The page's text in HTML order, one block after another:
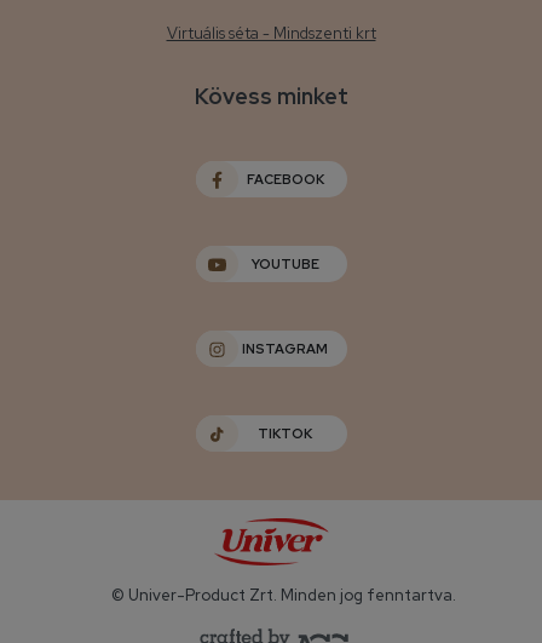
Virtuális séta - Mindszenti krt
Kövess minket
FACEBOOK
YOUTUBE
INSTAGRAM
TIKTOK
© Univer-Product Zrt. Minden jog fenntartva.